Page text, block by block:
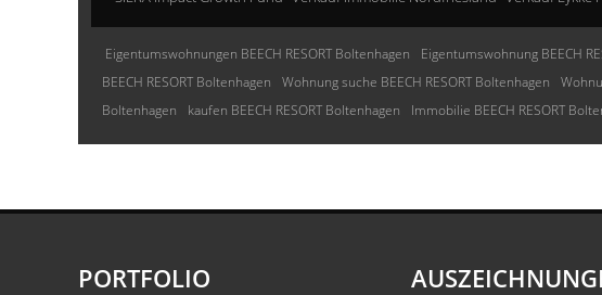
Eigentumswohnungen BEECH RESORT Boltenhagen Eigentumswohnung BEECH
BEECH RESORT Boltenhagen
Wohnung suche BEECH RESORT Boltenhagen
Boltenhagen
kaufen BEECH RESORT Boltenhagen Immobilie BEECH RESORT
PORTFOLIO